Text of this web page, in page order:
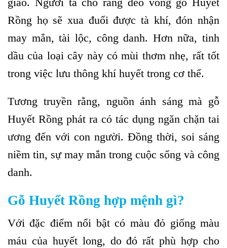
Rồng họ sẽ xua đuổi được tà khí, đón nhận
may mắn, tài lộc, công danh. Hơn nữa, tinh
dầu của loại cây này có mùi thơm nhẹ, rất tốt
trong việc lưu thông khí huyết trong cơ thể.
Tương truyền rằng, nguồn ánh sáng mà gỗ
Huyết Rồng phát ra có tác dụng ngăn chặn tai
ương đến với con người. Đồng thời, soi sáng
niềm tin, sự may mắn trong cuộc sống và công
danh.
Gỗ Huyết Rồng hợp mệnh gì?
Với đặc điểm nổi bật có màu đỏ giống màu
máu của huyết long, do đó rất phù hợp cho